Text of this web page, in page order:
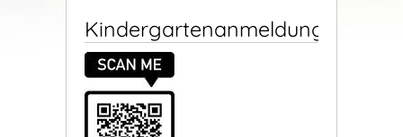
Kindergartenanmeldung